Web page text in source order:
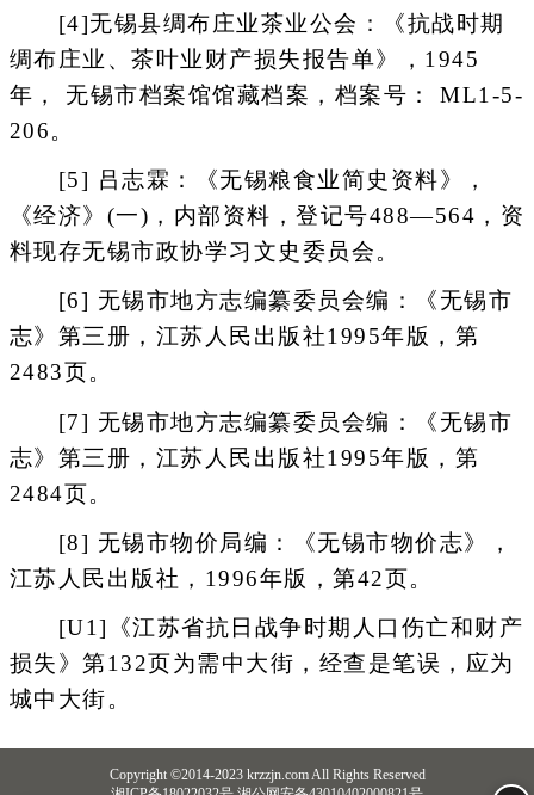
[4]无锡县绸布庄业茶业公会：《抗战时期
绸布庄业、茶叶业财产损失报告单》，1945
年， 无锡市档案馆馆藏档案，档案号： ML1-5-
206。
[5] 吕志霖：《无锡粮食业简史资料》，
《经济》(一)，内部资料，登记号488—564，资
料现存无锡市政协学习文史委员会。
[6] 无锡市地方志编纂委员会编：《无锡市
志》第三册，江苏人民出版社1995年版，第
2483页。
[7] 无锡市地方志编纂委员会编：《无锡市
志》第三册，江苏人民出版社1995年版，第
2484页。
[8] 无锡市物价局编：《无锡市物价志》，
江苏人民出版社，1996年版，第42页。
[U1]《江苏省抗日战争时期人口伤亡和财产
损失》第132页为需中大街，经查是笔误，应为
城中大街。
Copyright ©2014-2023 krzzjn.com All Rights Reserved